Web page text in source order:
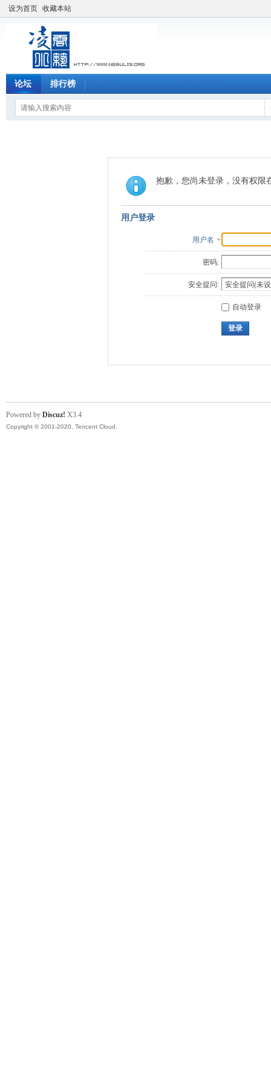
设为首页 收藏本站
论坛 排行榜
抱歉，您尚未登录，没有权限
用户登录
用户名
密码:
安全提问:
自动登录
登录
Powered by Discuz! X3.4
Copyright © 2001-2020, Tencent Cloud.